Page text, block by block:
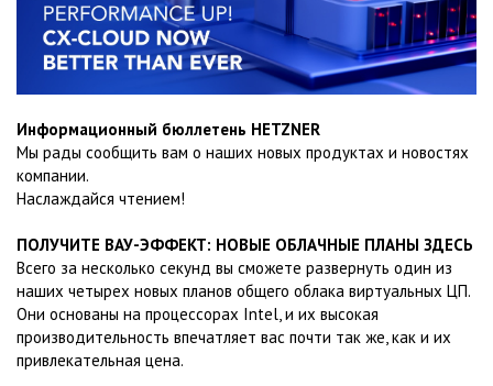
Информационный бюллетень HETZNER
Мы рады сообщить вам о наших новых продуктах и ​​новостях
компании.
Наслаждайся чтением!
ПОЛУЧИТЕ ВАУ-ЭФФЕКТ: НОВЫЕ ОБЛАЧНЫЕ ПЛАНЫ ЗДЕСЬ
Всего за несколько секунд вы сможете развернуть один из
наших четырех новых планов общего облака виртуальных ЦП.
Они основаны на процессорах Intel, и их высокая
производительность впечатляет вас почти так же, как и их
привлекательная цена.